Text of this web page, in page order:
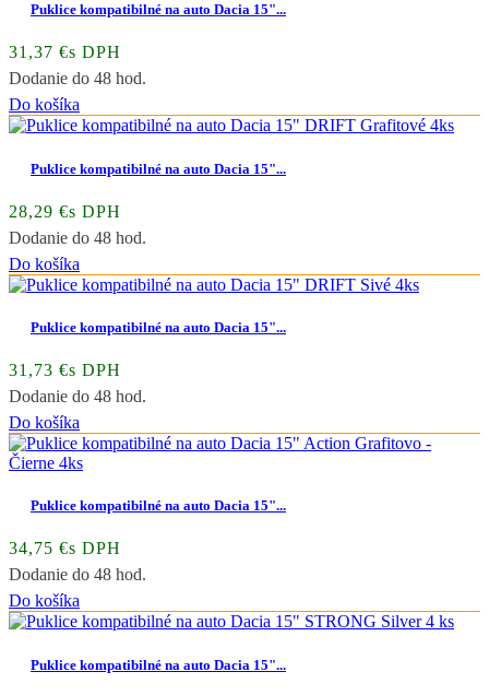
Puklice kompatibilné na auto Dacia 15"...
31,37 €s DPH
Dodanie do 48 hod.
Do košíka
Puklice kompatibilné na auto Dacia 15"...
28,29 €s DPH
Dodanie do 48 hod.
Do košíka
Puklice kompatibilné na auto Dacia 15"...
31,73 €s DPH
Dodanie do 48 hod.
Do košíka
Puklice kompatibilné na auto Dacia 15"...
34,75 €s DPH
Dodanie do 48 hod.
Do košíka
Puklice kompatibilné na auto Dacia 15"...